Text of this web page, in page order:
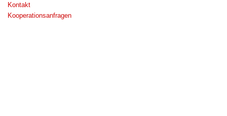
Kontakt
Kooperationsanfragen